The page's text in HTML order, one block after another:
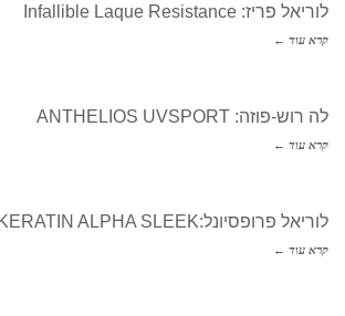
לוריאל פריז: Infallible Laque Resistance
קרא עוד ←
לה רוש-פוזה: ANTHELIOS UVSPORT
קרא עוד ←
לוריאל פרופסיונל:KERATIN ALPHA SLEEK
קרא עוד ←